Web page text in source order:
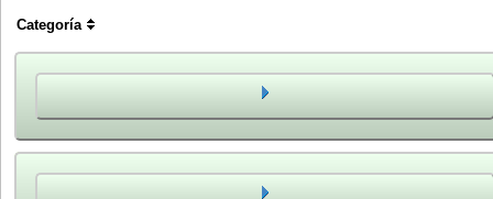
Categoría